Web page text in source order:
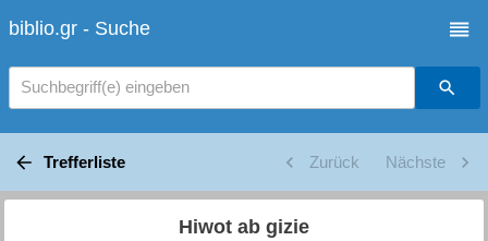
biblio.gr - Suche
Suchbegriff(e) eingeben
Trefferliste Zurück Nächste
Hiwot ab gizie